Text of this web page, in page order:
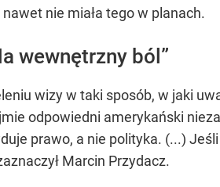
nie miała tego w planach.
wewnętrzny ból”
wizy w taki sposób, w jaki
odpowiedni amerykański
prawo, a nie polityka. (...)
Marcin Przydacz.